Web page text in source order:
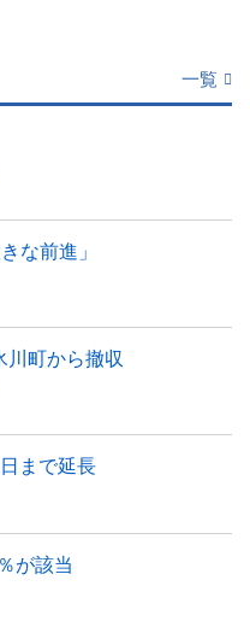
一覧
な前進」
川町から撤収
まで延長
が該当